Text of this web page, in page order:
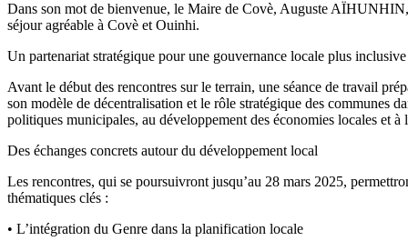
Dans son mot de bienvenue, le Maire de Covè, Auguste
séjour agréable à Covè et Ouinhi.
Un partenariat stratégique pour une gouvernance locale plus inclusive
Avant le début des rencontres sur le terrain, une séance de travail
son modèle de décentralisation et le rôle stratégique des communes
politiques municipales, au développement des économies locales et
Des échanges concrets autour du développement local
Les rencontres, qui se poursuivront jusqu’au 28 mars 2025,
thématiques clés :
• L’intégration du Genre dans la planification locale